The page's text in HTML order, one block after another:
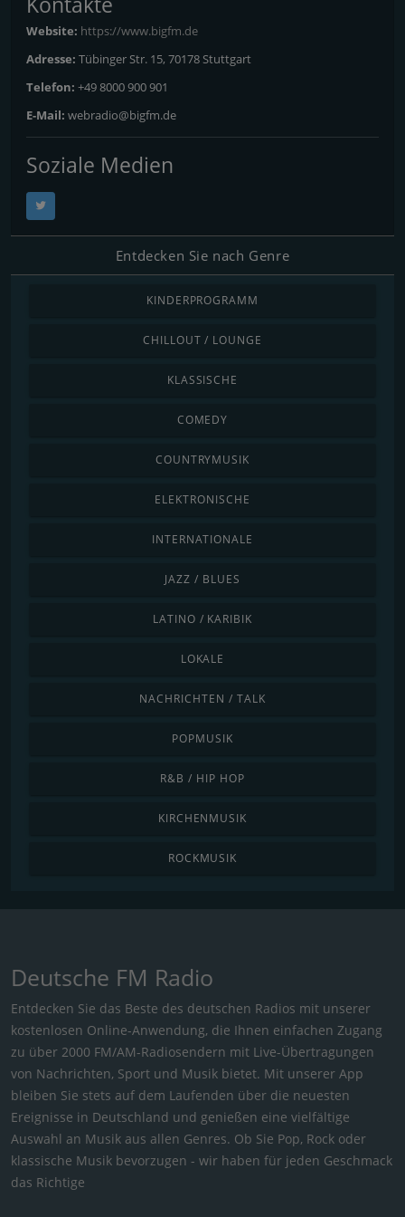
Website: https://www.bigfm.de
Adresse: Tübinger Str. 15, 70178 Stuttgart
Telefon: +49 8000 900 901
E-Mail: webradio@bigfm.de
Soziale Medien
Entdecken Sie nach Genre
KINDERPROGRAMM
CHILLOUT / LOUNGE
KLASSISCHE
COMEDY
COUNTRYMUSIK
ELEKTRONISCHE
INTERNATIONALE
JAZZ / BLUES
LATINO / KARIBIK
LOKALE
NACHRICHTEN / TALK
POPMUSIK
R&B / HIP HOP
KIRCHENMUSIK
ROCKMUSIK
Deutsche FM Radio
Entdecken Sie das Beste des deutschen Radios mit unserer
kostenlosen Online-Anwendung, die Ihnen einfachen Zugang
zu über 2000 FM/AM-Radiosendern mit Live-Übertragungen
von Nachrichten, Sport und Musik bietet. Mit unserer App
bleiben Sie stets auf dem Laufenden über die neuesten
Ereignisse in Deutschland und genießen eine vielfältige
Auswahl an Musik aus allen Genres. Ob Sie Pop, Rock oder
klassische Musik bevorzugen - wir haben für jeden Geschmack
das Richtige